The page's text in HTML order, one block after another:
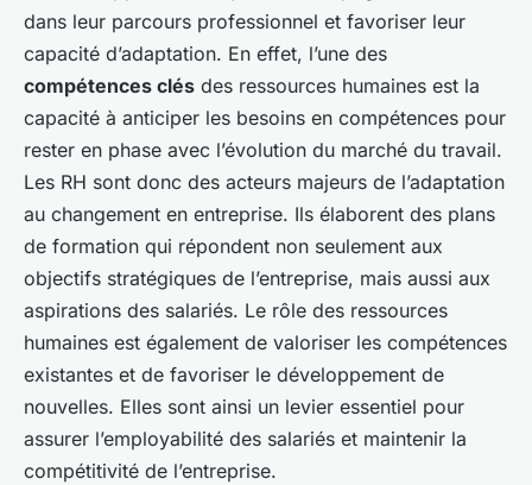
dans leur parcours professionnel et favoriser leur
capacité d’adaptation. En effet, l’une des
compétences clés des ressources humaines est la
capacité à anticiper les besoins en compétences pour
rester en phase avec l’évolution du marché du travail.
Les RH sont donc des acteurs majeurs de l’adaptation
au changement en entreprise. Ils élaborent des plans
de formation qui répondent non seulement aux
objectifs stratégiques de l’entreprise, mais aussi aux
aspirations des salariés. Le rôle des ressources
humaines est également de valoriser les compétences
existantes et de favoriser le développement de
nouvelles. Elles sont ainsi un levier essentiel pour
assurer l’employabilité des salariés et maintenir la
compétitivité de l’entreprise.